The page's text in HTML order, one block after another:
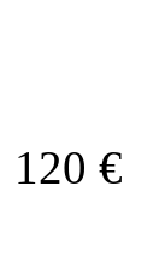
120 €